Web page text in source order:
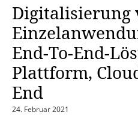
Digitalisierung
End-To-End-
Plattform,
End
24. Februar 2021